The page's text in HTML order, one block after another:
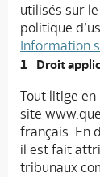
utilisés sur
politique
Information
Droit
Tout litige en
site
français. En
il est fait
tribunaux